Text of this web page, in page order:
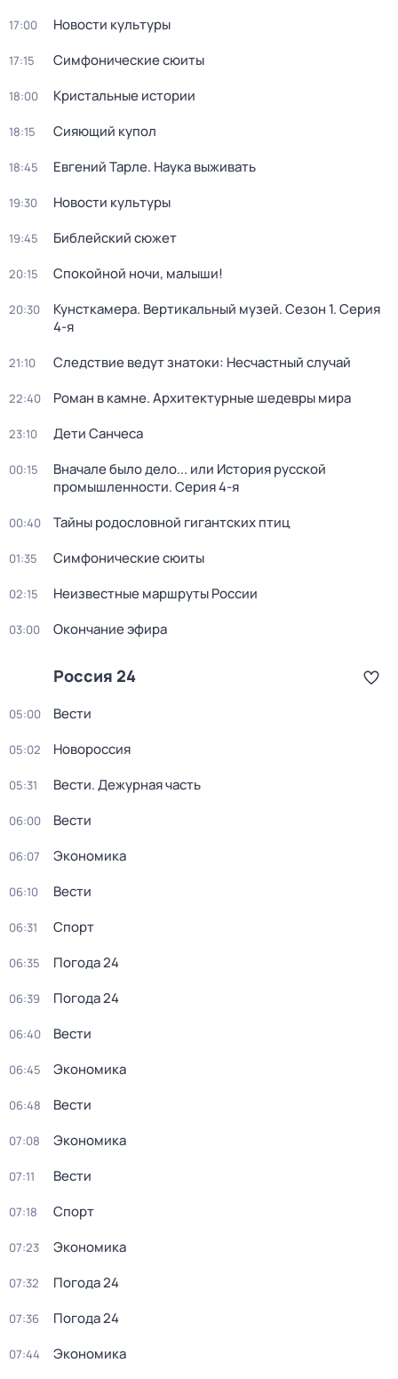
17:00 Новости культуры
17:15 Симфонические сюиты
18:00 Кристальные истории
18:15 Сияющий купол
18:45 Евгений Тарле. Наука выживать
19:30 Новости культуры
19:45 Библейский сюжет
20:15 Спокойной ночи, малыши!
20:30 Кунсткамера. Вертикальный музей. Сезон 1. Серия
4-я
21:10 Следствие ведут знатоки: Несчастный случай
22:40 Роман в камне. Архитектурные шедевры мира
23:10 Дети Санчеса
00:15
Вначале было дело... или История русской
промышленности. Серия 4-я
00:40 Тайны родословной гигантских птиц
01:35 Симфонические сюиты
02:15 Неизвестные маршруты России
03:00 Окончание эфира
Россия 24
05:00 Вести
05:02 Новороссия
05:31 Вести. Дежурная часть
06:00 Вести
06:07 Экономика
06:10 Вести
06:31 Спорт
06:35 Погода 24
06:39 Погода 24
06:40 Вести
06:45 Экономика
06:48 Вести
07:08 Экономика
07:11 Вести
07:18 Спорт
07:23 Экономика
07:32 Погода 24
07:36 Погода 24
07:44 Экономика